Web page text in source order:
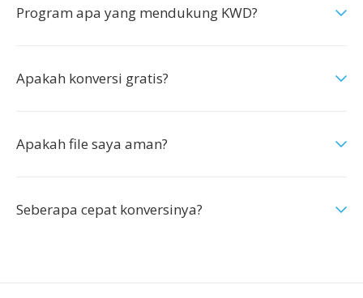
Program apa yang mendukung KWD?
Apakah konversi gratis?
Apakah file saya aman?
Seberapa cepat konversinya?